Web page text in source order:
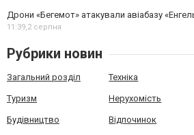
Дрони «Бегемот» атакували авіабазу
11:39,2 серпня
Рубрики новин
Загальний розділ Техніка
Туризм Нерухомість
Будівництво Відпочинок